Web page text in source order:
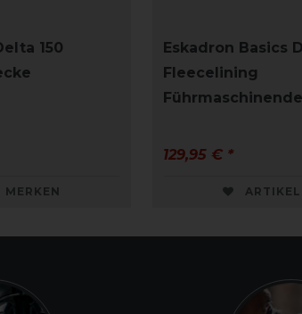
150
MERKEN
Eskadron Basics
Fleecelining
129,95 € *